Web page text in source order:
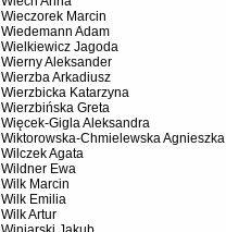
Wieczorek Marcin
Wiedemann Adam
Wielkiewicz Jagoda
Wierny Aleksander
Wierzba Arkadiusz
Wierzbicka Katarzyna
Wierzbińska Greta
Więcek-Gigla Aleksandra
Wiktorowska-Chmielewska Agnieszka
Wilczek Agata
Wildner Ewa
Wilk Marcin
Wilk Emilia
Wilk Artur